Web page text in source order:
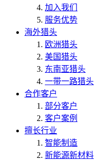
加入我们
服务优势
海外猎头
欧洲猎头
美国猎头
东南亚猎头
一带一路猎头
合作客户
部分客户
客户案例
擅长行业
智能制造
新能源新材料